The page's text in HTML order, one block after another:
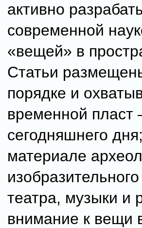
активно
современной
«вещей» в
Статьи
порядке и
временной пласт
сегодняшнего
материале
театра, музыки и
внимание к вещи